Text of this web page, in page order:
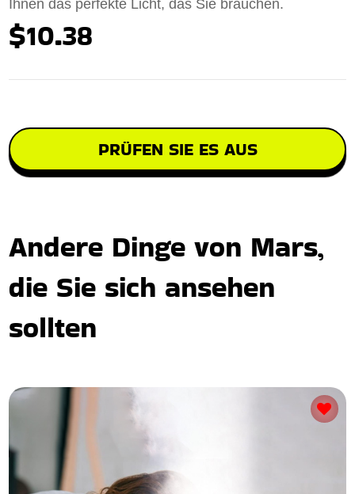
Ihnen das perfekte Licht, das Sie brauchen.
$10.38
PRÜFEN SIE ES AUS
Andere Dinge von Mars,
die Sie sich ansehen
sollten